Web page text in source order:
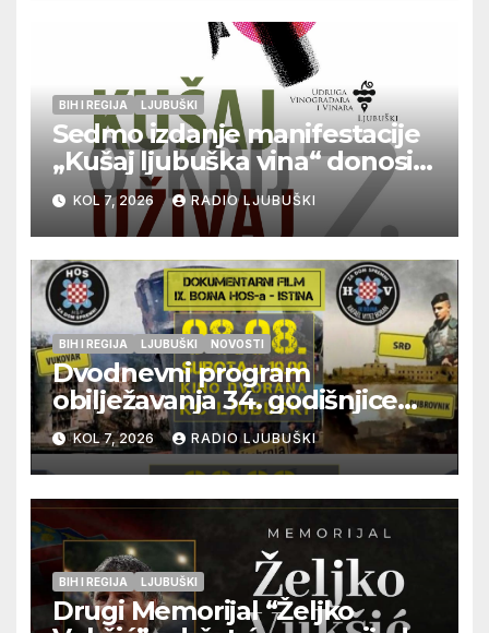
BIH I REGIJA LJUBUŠKI
Sedmo izdanje manifestacije
„Kušaj ljubuška vina“ donosi
vrhunska vina, gastronomiju i
glazbu
KOL 7, 2026 RADIO LJUBUŠKI
BIH I REGIJA LJUBUŠKI NOVOSTI
Dvodnevni program
obilježavanja 34. godišnjice
pogibije generala Blaža
Kraljevića i osmorice
pripadnika HOS-a
KOL 7, 2026 RADIO LJUBUŠKI
BIH I REGIJA LJUBUŠKI
Drugi Memorijal “Željko